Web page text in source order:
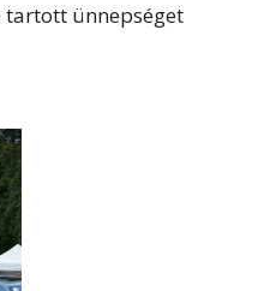
tartott ünnepséget